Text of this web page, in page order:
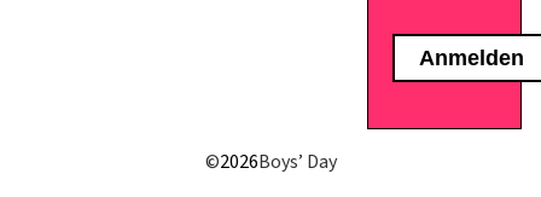
©2026Boys’ Day